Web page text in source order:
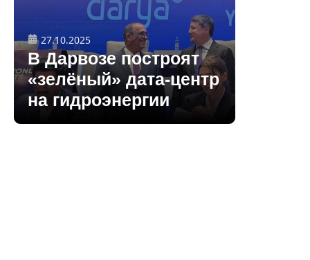
27.10.2025
В Дарвозе построят
«зелёный» дата-центр
на гидроэнергии